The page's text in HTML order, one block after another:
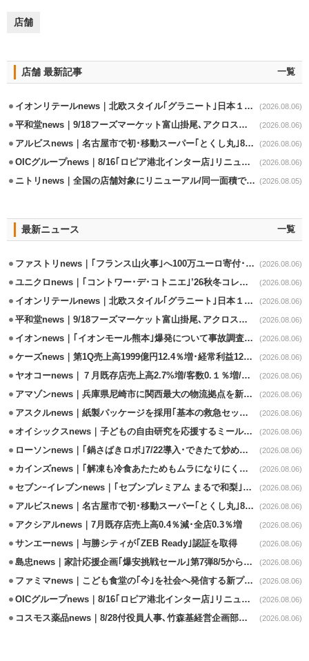
店舗
店舗 最新記事 一覧
イオンリテールnews｜北欧スタイル｢グラニート｣日本１号店を自由が丘に開業 (2026.08.06)
平和堂news｜9/18フーズマーケット富山掛尾､アクロスプラザ内に出店 (2026.08.06)
アルビスnews｜名古屋市で初･移動スーパー｢とくし丸｣8/4運行開始 (2026.08.06)
OICグループnews｜8/16｢ロピア港北インター店｣リニューアル/食品売場拡大 (2026.08.06)
ニトリnews｜全国の店舗対象にリニューアル/同一面積で品揃え24％拡大 (2026.08.05)
最新ニュース 一覧
ファストリnews｜｢フランス山火事｣へ100万ユーロ寄付･衣料5万点も提供 (2026.08.06)
ユニクロnews｜｢コントワー･デ･コトニエ｣’26秋冬コレクション8/28発売 (2026.08.06)
イオンリテールnews｜北欧スタイル｢グラニート｣日本１号店を自由が丘に開業 (2026.08.06)
平和堂news｜9/18フーズマーケット富山掛尾､アクロスプラザ内に出店 (2026.08.06)
イオンnews｜｢イオンモール熊本｣爆発について事故調査委員会設置 (2026.08.06)
ケーズnews｜第1Q売上高1999億円12.4％増･経常利益125.0%増 (2026.08.06)
ヤオコーnews｜７月既存店売上高2.7%増/客数0.１％増/客単価2.6％増 (2026.08.06)
アマゾンnews｜兵庫県尼崎市に関西最大の物流拠点を新設・市内2拠点目 (2026.08.06)
アスクルnews｜紙製パッケージを採用｢基本の救急セット｣8/5発売 (2026.08.06)
オイシックスnews｜子どもの自由研究を応援するミールキット8/6発売 (2026.08.06)
ローソンnews｜｢鍋さばきロボ｣7/22導入･できたて炒めメニューを提供 (2026.08.06)
カインズnews｜｢解凍も冷食あたためもムラになりにくいフラットレンジ｣発売 (2026.08.06)
セブンｰイレブンnews｜｢セブンプレミアム まるで和梨｣8/11から順次発売 (2026.08.06)
アルビスnews｜名古屋市で初･移動スーパー｢とくし丸｣8/4運行開始 (2026.08.06)
アクシアルnews｜7月既存店売上高0.4％減･全店0.3％増 (2026.08.06)
サンエーnews｜与勝シティが｢ZEB Ready｣認証を取得 (2026.08.06)
島忠news｜家計応援企画｢爆安挑戦セール｣第7弾8/5から開催 (2026.08.06)
ファミマnews｜こども食堂の｢今｣を社会へ発信する新プロジェクト始動 (2026.08.06)
OICグループnews｜8/16｢ロピア港北インター店｣リニューアル/食品売場拡大 (2026.08.06)
コスモス薬品news｜8/28付役員人事､竹森基経営企画部長が取締役昇格 (2026.08.06)